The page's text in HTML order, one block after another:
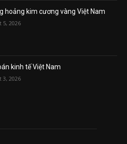
hoảng kim cương vàng Việt Nam
5, 2026
kinh tế Việt Nam
3, 2026